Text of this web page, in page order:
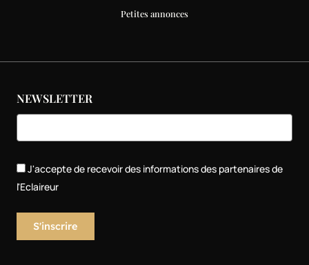
Petites annonces
NEWSLETTER
J'accepte de recevoir des informations des partenaires de
l'Eclaireur